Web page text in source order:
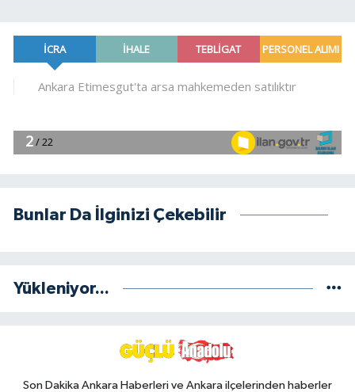
Bunlar Da İlginizi Çekebilir
Yükleniyor...
Son Dakika Ankara Haberleri ve Ankara ilçelerinden haberler